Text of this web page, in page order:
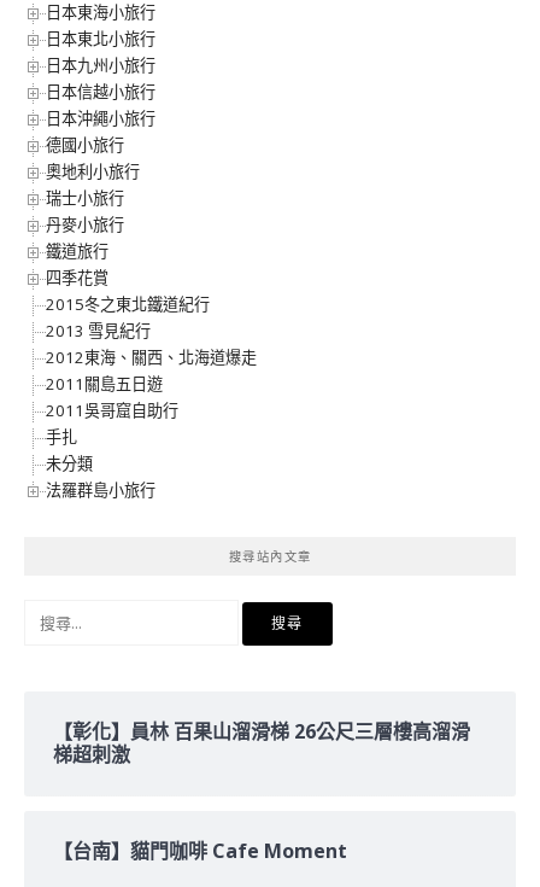
日本東海小旅行
日本東北小旅行
日本九州小旅行
日本信越小旅行
日本沖繩小旅行
德國小旅行
奧地利小旅行
瑞士小旅行
丹麥小旅行
鐵道旅行
四季花賞
2015冬之東北鐵道紀行
2013 雪見紀行
2012東海、關西、北海道爆走
2011關島五日遊
2011吳哥窟自助行
手扎
未分類
法羅群島小旅行
搜尋站內文章
【彰化】員林 百果山溜滑梯 26公尺三層樓高溜滑
梯超刺激
【台南】貓門咖啡 Cafe Moment